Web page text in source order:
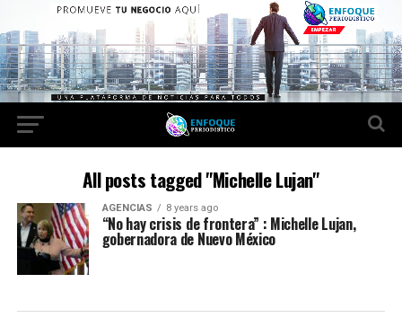
All posts tagged "Michelle Lujan"
AGENCIAS 8 years ago
“No hay crisis de frontera” : Michelle Lujan,
gobernadora de Nuevo México